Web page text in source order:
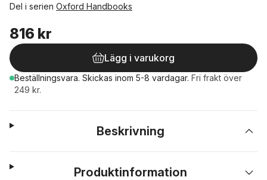
Del i serien Oxford Handbooks
816 kr
Lägg i varukorg
Beställningsvara. Skickas inom 5-8 vardagar. Fri frakt över
249 kr.
Beskrivning
Produktinformation